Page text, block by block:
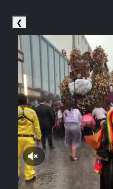
❮
Reproducir sonido